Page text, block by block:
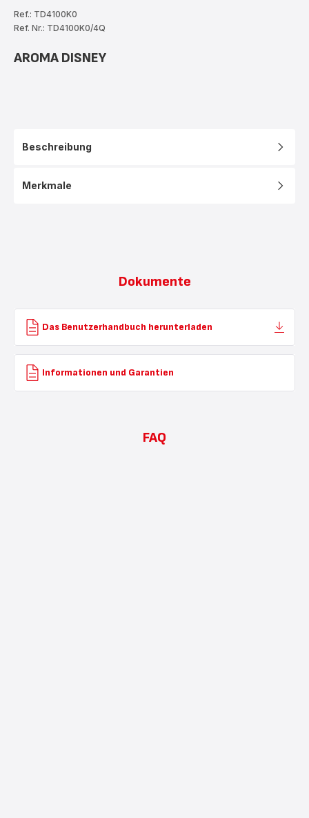
Ref.: TD4100K0
Ref. Nr.: TD4100K0/4Q
AROMA DISNEY
Beschreibung
Merkmale
Dokumente
Das Benutzerhandbuch herunterladen
Informationen und Garantien
FAQ